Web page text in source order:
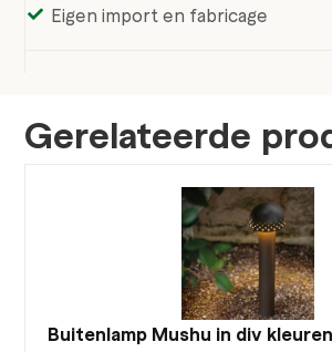
Eigen import en fabricage
Gerelateerde
Buitenlamp Mushu in div